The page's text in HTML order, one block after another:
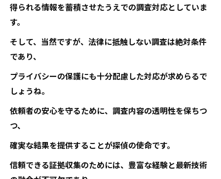
得られる情報を蓄積させたうえでの調査対応としていま
す。
そして、当然ですが、法律に抵触しない調査は絶対条件
であり、
プライバシーの保護にも十分配慮した対応が求めらるで
しょうね。
依頼者の安心を守るために、調査内容の透明性を保ちつ
つ、
確実な結果を提供することが探偵の使命です。
信頼できる証拠収集のためには、豊富な経験と最新技術